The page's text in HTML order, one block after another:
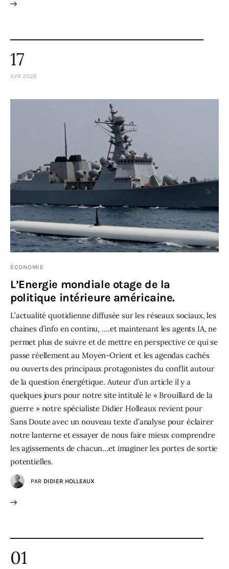
17
AVR 2026
ÉCONOMIE
L’Energie mondiale otage de la
politique intérieure américaine.
L’actualité quotidienne diffusée sur les réseaux sociaux, les
chaines d’info en continu, ….et maintenant les agents IA, ne
permet plus de suivre et de mettre en perspective ce qui se
passe réellement au Moyen-Orient et les agendas cachés
ou ouverts des principaux protagonistes du conflit autour
de la question énergétique. Auteur d’un article il y a
quelques jours pour notre site intitulé le « Brouillard de la
guerre » notre spécialiste Didier Holleaux revient pour
Sans Doute avec un nouveau texte d’analyse pour éclairer
notre lanterne et essayer de nous faire mieux comprendre
les agissements de chacun…et imaginer les portes de sortie
potentielles.
PAR DIDIER HOLLEAUX
01